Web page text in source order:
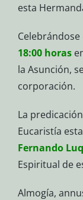
esta
Celebrándose
18:00 horas
la Asunción,
corporación.
La
Eucaristía
Fernando
Espiritual de
Almogía,